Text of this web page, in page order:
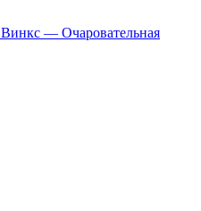
Винкс — Очаровательная